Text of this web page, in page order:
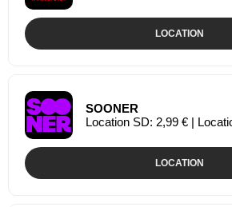
LOCATION
SOONER
Location SD: 2,99 € |
LOCATION